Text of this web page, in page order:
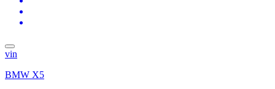
vin
BMW X5